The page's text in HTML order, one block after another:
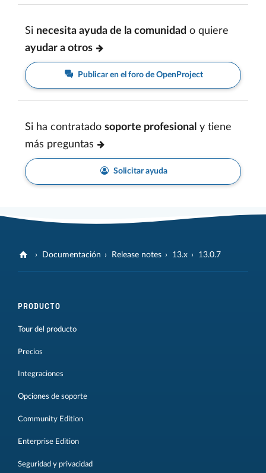
Si necesita ayuda de la comunidad o quiere
ayudar a otros
Publicar en el foro de OpenProject
Si ha contratado soporte profesional y tiene
más preguntas
Solicitar ayuda
Documentación Release notes 13.x 13.0.7
PRODUCTO
Tour del producto
Precios
Integraciones
Opciones de soporte
Community Edition
Enterprise Edition
Seguridad y privacidad